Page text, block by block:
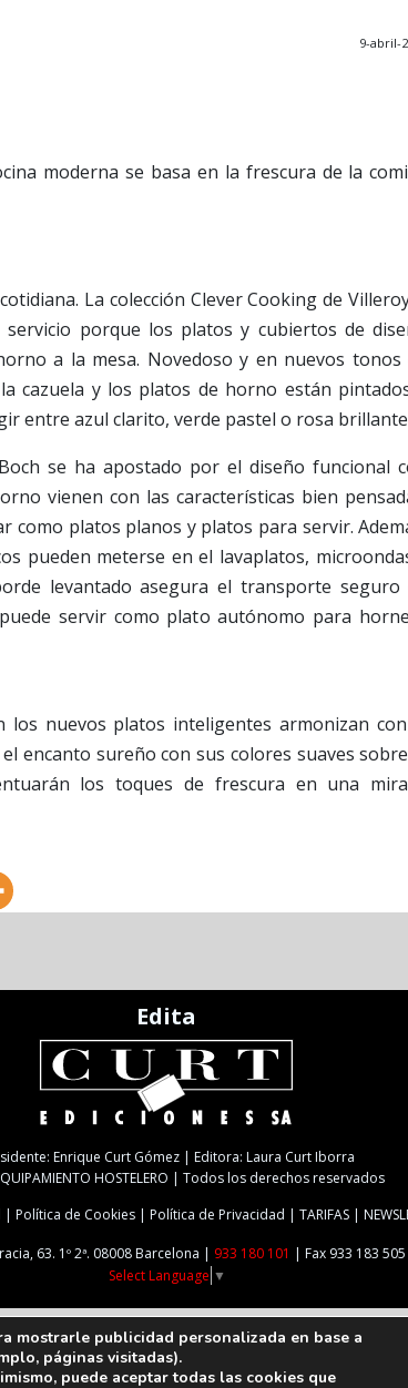
9-abril-
moderna se basa en la frescura de la
La colección Clever Cooking de
porque los platos y cubiertos de
a la mesa. Novedoso y en nuevos tonos
cazuela y los platos de horno están
entre azul clarito, verde pastel o rosa
se ha apostado por el diseño funcional
vienen con las características bien
como platos planos y platos para servir.
pueden meterse en el lavaplatos,
levantado asegura el transporte seguro
servir como plato autónomo para
nuevos platos inteligentes armonizan
encanto sureño con sus colores suaves
los toques de frescura en una
Edita
Enrique Curt Gómez | Editora: Laura Curt Iborra
HOSTELERO | Todos los derechos reservados
Política de Cookies Política de Privacidad TARIFAS
63. 1º 2ª. 08008 Barcelona | 933 180 101 | Fax 933 183 505
Select Language ▼
mostrarle publicidad personalizada en base a
páginas visitadas).
puede aceptar todas las cookies que